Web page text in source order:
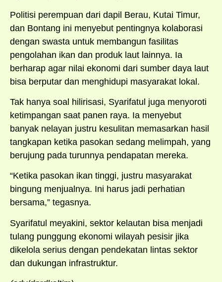
Politisi perempuan dari dapil Berau, Kutai Timur,
dan Bontang ini menyebut pentingnya kolaborasi
dengan swasta untuk membangun fasilitas
pengolahan ikan dan produk laut lainnya. Ia
berharap agar nilai ekonomi dari sumber daya laut
bisa berputar dan menghidupi masyarakat lokal.
Tak hanya soal hilirisasi, Syarifatul juga menyoroti
ketimpangan saat panen raya. Ia menyebut
banyak nelayan justru kesulitan memasarkan hasil
tangkapan ketika pasokan sedang melimpah, yang
berujung pada turunnya pendapatan mereka.
“Ketika pasokan ikan tinggi, justru masyarakat
bingung menjualnya. Ini harus jadi perhatian
bersama,” tegasnya.
Syarifatul meyakini, sektor kelautan bisa menjadi
tulang punggung ekonomi wilayah pesisir jika
dikelola serius dengan pendekatan lintas sektor
dan dukungan infrastruktur.